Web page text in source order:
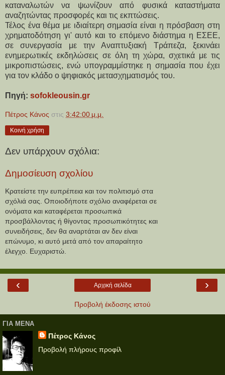
καταναλωτών να ψωνίζουν από φυσικά καταστήματα
αναζητώντας προσφορές και τις εκπτώσεις.
Τέλος ένα θέμα με ιδιαίτερη σημασία είναι η πρόσβαση στη
χρηματοδότηση γι' αυτό και το επόμενο διάστημα η ΕΣΕΕ,
σε συνεργασία με την Αναπτυξιακή Τράπεζα, ξεκινάει
ενημερωτικές εκδηλώσεις σε όλη τη χώρα, σχετικά με τις
μικροπιστώσεις, ενώ υπογραμμίστηκε η σημασία που έχει
για τον κλάδο ο ψηφιακός μετασχηματισμός του.
Πηγή: sofokleousin.gr
Πέτρος Κάνος στις 3:42:00 μ.μ.
Κοινή χρήση
Δεν υπάρχουν σχόλια:
Δημοσίευση σχολίου
Κρατείστε την ευπρέπεια και τον πολιτισμό στα
σχόλιά σας. Οποιοδήποτε σχόλιο αναφέρεται σε
ονόματα και καταφέρεται προσωπικά
προσβάλλοντας ή θίγοντας προσωπικότητες και
συνειδήσεις, δεν θα αναρτάται αν δεν είναι
επώνυμο, κι αυτό μετά από τον απαραίτητο
έλεγχο. Ευχαριστώ.
‹ ›
Αρχική σελίδα
Προβολή έκδοσης ιστού
ΓΙΑ ΜΕΝΑ
Πέτρος Κάνος
Προβολή πλήρους προφίλ